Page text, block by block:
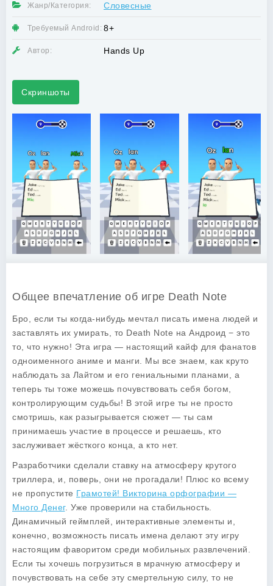
Жанр/Категория: Словесные
Требуемый Android: 8+
Автор: Hands Up
Скриншоты
Общее впечатление об игре Death Note
Бро, если ты когда-нибудь мечтал писать имена людей и
заставлять их умирать, то Death Note на Андроид − это
то, что нужно! Эта игра — настоящий кайф для фанатов
одноименного аниме и манги. Мы все знаем, как круто
наблюдать за Лайтом и его гениальными планами, а
теперь ты тоже можешь почувствовать себя богом,
контролирующим судьбы! В этой игре ты не просто
смотришь, как разыгрывается сюжет — ты сам
принимаешь участие в процессе и решаешь, кто
заслуживает жёсткого конца, а кто нет.
Разработчики сделали ставку на атмосферу крутого
триллера, и, поверь, они не прогадали! Плюс ко всему
не пропустите Грамотей! Викторина орфографии —
Много Денег. Уже проверили на стабильность.
Динамичный геймплей, интерактивные элементы и,
конечно, возможность писать имена делают эту игру
настоящим фаворитом среди мобильных развлечений.
Если ты хочешь погрузиться в мрачную атмосферу и
почувствовать на себе эту смертельную силу, то не